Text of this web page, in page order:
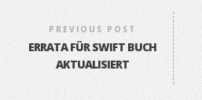
PREVIOUS POST
ERRATA FÜR SWIFT BUCH
AKTUALISIERT